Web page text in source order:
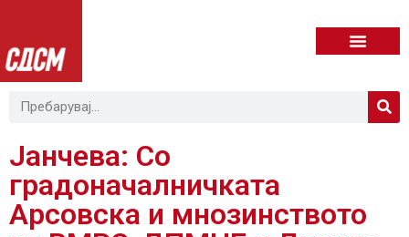
Јанчева: Со
градоначалничката
Арсовска и мнозинството